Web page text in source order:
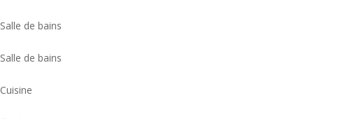
Salle de bains
Salle de bains
Cuisine